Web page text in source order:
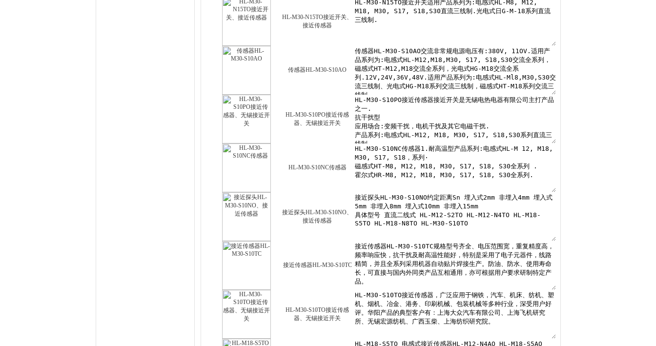
HL-M30-N15TO接近开关、
接近传感器
传感器HL-M30-S10AO
HL-M30-S10PO接近传感
器、无锡接近开关
HL-M30-S10NC传感器
接近探头HL-M30-S10NO、
接近传感器
接近传感器HL-M30-S10TC
HL-M30-S10TO接近传感
器、无锡接近开关